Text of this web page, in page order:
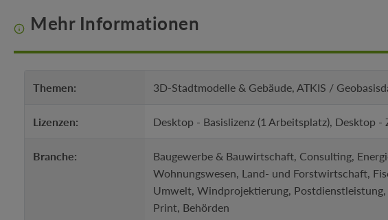
Mehr Informationen
Themen: 3D-Stadtmodelle & Gebäude, ATKIS /
Lizenzen: Desktop - Basislizenz (1 Arbeitsplatz), Desktop -
Branche:
Baugewerbe & Bauwirtschaft, Consulting,
Wohnungswesen, Land- und Forstwirtschaft,
Umwelt, Windprojektierung, Postdienstleistung,
Print, Behörden